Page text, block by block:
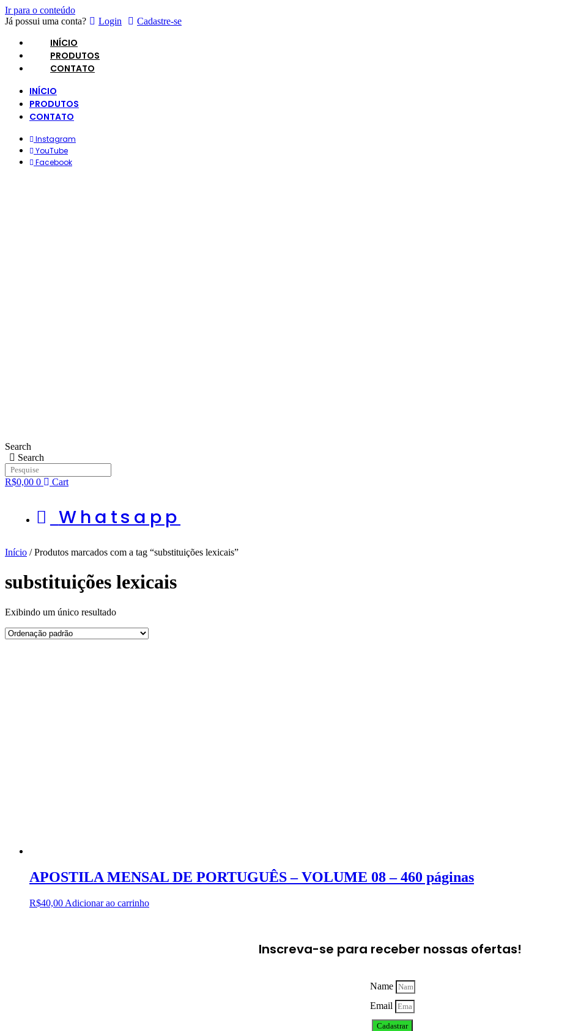
Ir para o conteúdo
Já possui uma conta?
Login Cadastre-se
INÍCIO
PRODUTOS
CONTATO
INÍCIO
PRODUTOS
CONTATO
Instagram
YouTube
Facebook
Search
Search
R$0,00 0 Cart
Whatsapp
Início / Produtos marcados com a tag “substituições lexicais”
substituições lexicais
Exibindo um único resultado
APOSTILA MENSAL DE PORTUGUÊS – VOLUME 08 – 460 páginas
R$40,00 Adicionar ao carrinho
Inscreva-se para receber nossas ofertas!
Name
Email
Cadastrar